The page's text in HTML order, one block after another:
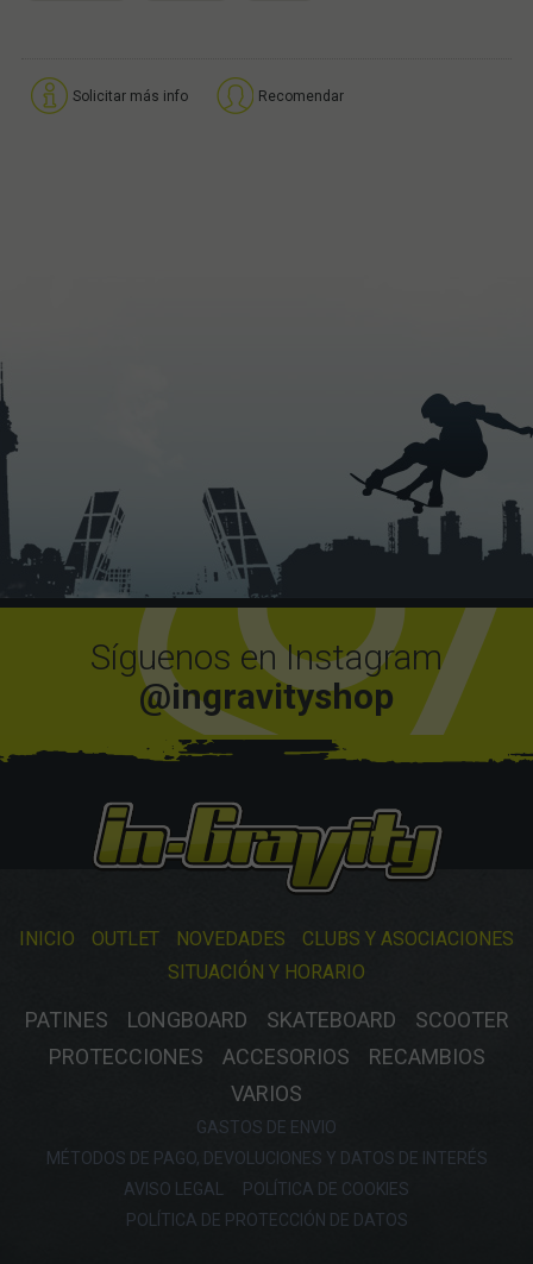
Solicitar más info Recomendar
Síguenos en Instagram
@ingravityshop
INICIO OUTLET NOVEDADES
CLUBS Y ASOCIACIONES
SITUACIÓN Y HORARIO
PATINES LONGBOARD SKATEBOARD
SCOOTER
PROTECCIONES
ACCESORIOS
RECAMBIOS
VARIOS
GASTOS DE ENVIO
MÉTODOS DE PAGO, DEVOLUCIONES Y DATOS DE INTERÉS
AVISO LEGAL
POLÍTICA DE COOKIES
POLÍTICA DE PROTECCIÓN DE DATOS